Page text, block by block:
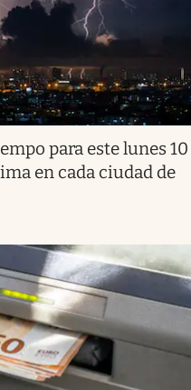
para este lunes 10
en cada ciudad de